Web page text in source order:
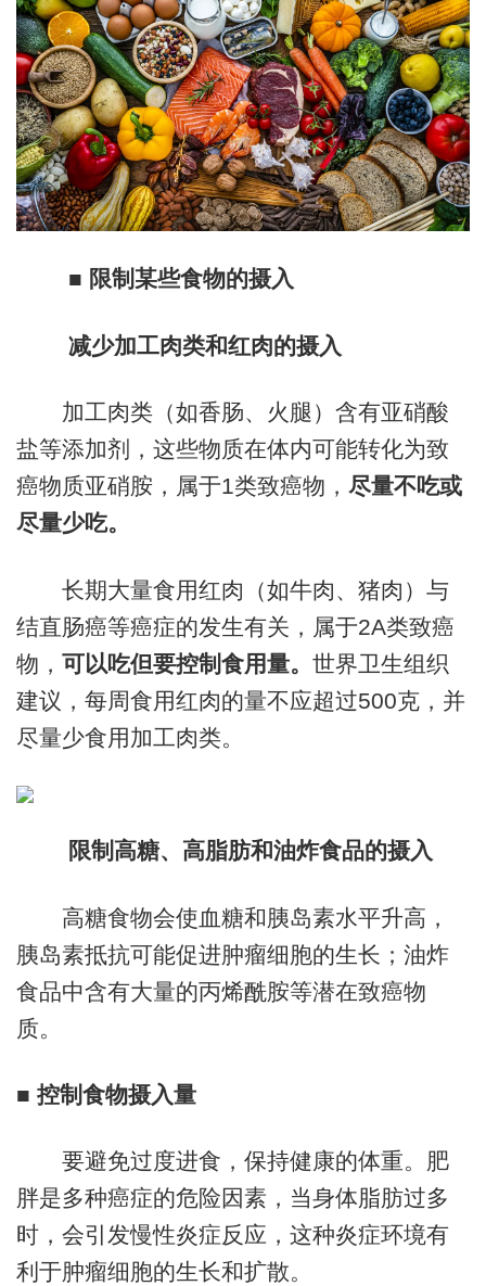
■ 限制某些食物的摄入
减少加工肉类和红肉的摄入
加工肉类（如香肠、火腿）含有亚硝酸
盐等添加剂，这些物质在体内可能转化为致
癌物质亚硝胺，属于1类致癌物， 尽量不吃或
尽量少吃。
长期大量食用红肉（如牛肉、猪肉）与
结直肠癌等癌症的发生有关，属于2A类致癌
物， 可以吃但要控制食用量。 世界卫生组织
建议，每周食用红肉的量不应超过500克，并
尽量少食用加工肉类。
限制高糖、高脂肪和油炸食品的摄入
高糖食物会使血糖和胰岛素水平升高，
胰岛素抵抗可能促进肿瘤细胞的生长；油炸
食品中含有大量的丙烯酰胺等潜在致癌物
质。
■ 控制食物摄入量
要避免过度进食，保持健康的体重。肥
胖是多种癌症的危险因素，当身体脂肪过多
时，会引发慢性炎症反应，这种炎症环境有
利于肿瘤细胞的生长和扩散。